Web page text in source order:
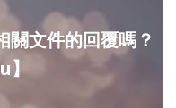
關文件的回覆嗎？
】